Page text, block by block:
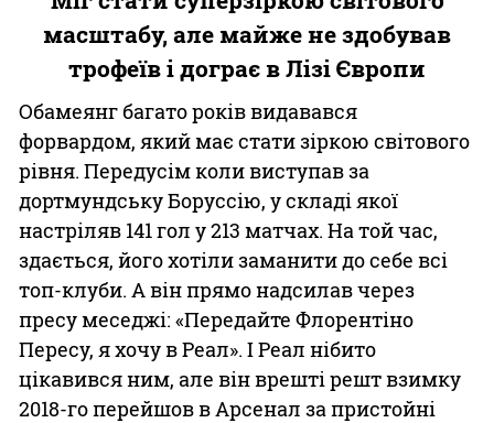
масштабу, але майже не здобував
трофеїв і дограє в Лізі Європи
Обамеянг багато років видавався
форвардом, який має стати зіркою світового
рівня. Передусім коли виступав за
дортмундську Боруссію, у складі якої
настріляв 141 гол у 213 матчах. На той час,
здається, його хотіли заманити до себе всі
топ-клуби. А він прямо надсилав через
пресу меседжі: «Передайте Флорентіно
Пересу, я хочу в Реал». І Реал нібито
цікавився ним, але він врешті решт взимку
2018-го перейшов в Арсенал за пристойні